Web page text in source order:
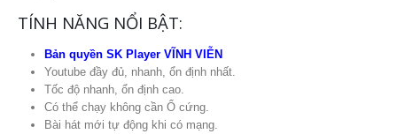
TÍNH NĂNG NỔI BẬT:
Bản quyền SK Player VĨNH VIỄN
Youtube đầy đủ, nhanh, ổn định nhất.
Tốc độ nhanh, ổn định cao.
Có thể chạy không cần Ổ cứng.
Bài hát mới tự động khi có mạng.